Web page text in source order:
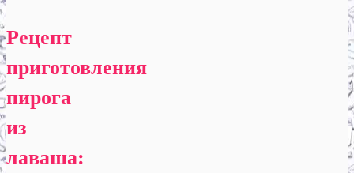
Рецепт
приготовления
пирога
из
лаваша: